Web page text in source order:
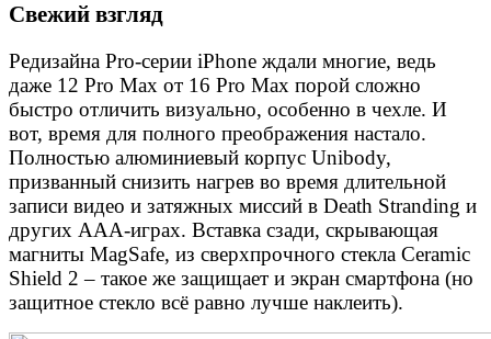
Свежий взгляд
Редизайна Pro-серии iPhone ждали многие, ведь
даже 12 Pro Max от 16 Pro Max порой сложно
быстро отличить визуально, особенно в чехле. И
вот, время для полного преображения настало.
Полностью алюминиевый корпус Unibody,
призванный снизить нагрев во время длительной
записи видео и затяжных миссий в Death Stranding и
других ААА-играх. Вставка сзади, скрывающая
магниты MagSafe, из сверхпрочного стекла Ceramic
Shield 2 – такое же защищает и экран смартфона (но
защитное стекло всё равно лучше наклеить).